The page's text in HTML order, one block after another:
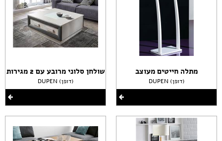
מתלה חייטים מעוצב
DUPEN (דופן)
שולחן סלוני מרובע עם 2 מגירות
DUPEN (דופן)